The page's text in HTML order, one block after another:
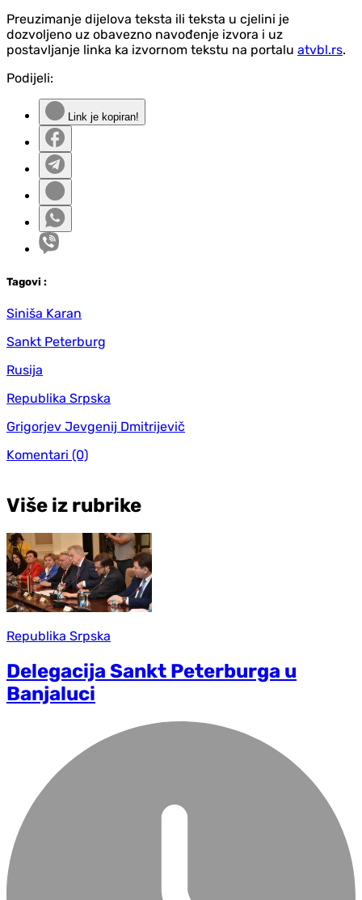
Preuzimanje dijelova teksta ili teksta u cjelini je
dozvoljeno uz obavezno navođenje izvora i uz
postavljanje linka ka izvornom tekstu na portalu atvbl.rs.
Podijeli:
Link je kopiran!
Tagovi :
Siniša Karan
Sankt Peterburg
Rusija
Republika Srpska
Grigorjev Jevgenij Dmitrijevič
Komentari (0)
Više iz rubrike
Republika Srpska
Delegacija Sankt Peterburga u
Banjaluci